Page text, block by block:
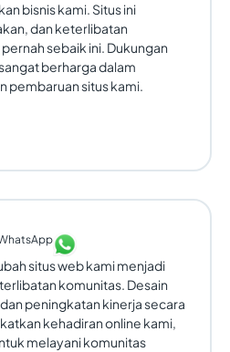
bisnis kami. Situs ini
dan keterlibatan
sebaik ini. Dukungan
berharga dalam
pembaruan situs kami.
situs web kami menjadi
komunitas. Desain
peningkatan kinerja secara
kehadiran online kami,
melayani komunitas